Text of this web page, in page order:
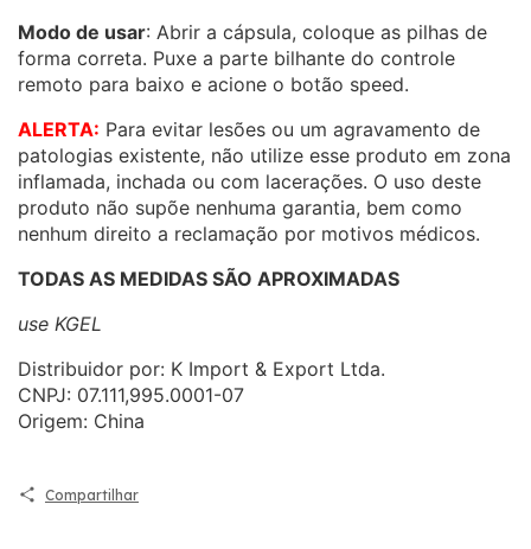
Modo de usar: Abrir a cápsula, coloque as pilhas de
forma correta. Puxe a parte bilhante do controle
remoto para baixo e acione o botão speed.
ALERTA: Para evitar lesões ou um agravamento de
patologias existente, não utilize esse produto em zona
inflamada, inchada ou com lacerações. O uso deste
produto não supõe nenhuma garantia, bem como
nenhum direito a reclamação por motivos médicos.
TODAS AS MEDIDAS SÃO APROXIMADAS
use KGEL
Distribuidor por: K Import & Export Ltda.
CNPJ: 07.111,995.0001-07
Origem: China
Compartilhar